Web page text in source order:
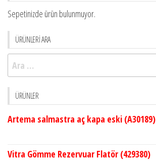
Sepetinizde ürün bulunmuyor.
ÜRÜNLERİ ARA
Arama:
ÜRÜNLER
Artema salmastra aç kapa eski (A30189)
Vitra Gömme Rezervuar Flatör (429380)